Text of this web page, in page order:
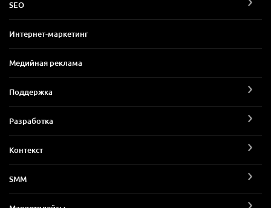
SEO
Интернет-маркетинг
Медийная реклама
Поддержка
Разработка
Контекст
SMM